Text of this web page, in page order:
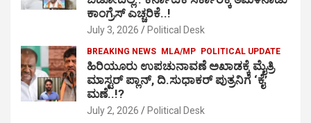
ಕಾಂಗ್ರೆಸ್ ಎಚ್ಚರಿಕೆ..!
July 3, 2026 Political Desk
BREAKING NEWS MLA/MP POLITICAL UPDATE
ಹಿರಿಯೂರು ಉಪಚುನಾವಣೆ ಅಖಾಡಕ್ಕೆ ಮೈತ್ರಿ
ಮಾಸ್ಟರ್ ಪ್ಲಾನ್, ದಿ.ಸುಧಾಕರ್ ಪುತ್ರನಿಗೆ ‘ಕೈ’
ಮಣೆ..!?
July 2, 2026 Political Desk